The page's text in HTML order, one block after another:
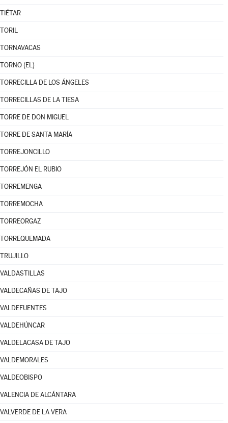
TIÉTAR
TORIL
TORNAVACAS
TORNO (EL)
TORRECILLA DE LOS ÁNGELES
TORRECILLAS DE LA TIESA
TORRE DE DON MIGUEL
TORRE DE SANTA MARÍA
TORREJONCILLO
TORREJÓN EL RUBIO
TORREMENGA
TORREMOCHA
TORREORGAZ
TORREQUEMADA
TRUJILLO
VALDASTILLAS
VALDECAÑAS DE TAJO
VALDEFUENTES
VALDEHÚNCAR
VALDELACASA DE TAJO
VALDEMORALES
VALDEOBISPO
VALENCIA DE ALCÁNTARA
VALVERDE DE LA VERA